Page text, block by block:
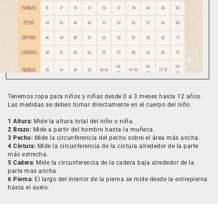
Tenemos ropa para niños y niñas desde 0 a 3 meses hasta 12 años.
Las medidas se deben tomar directamente en el cuerpo del niño.
1 Altura: Mide la altura total del niño o niña.
2 Brazo: Mide a partir del hombro hasta la muñeca.
3 Pecho: Mide la circunferencia del pecho sobre el área más ancha.
4 Cintura: Mide la circunferencia de la cintura alrededor de la parte
más estrecha.
5 Cadera: Mide la circunferencia de la cadera baja alrededor de la
parte mas ancha.
6 Pierna: El largo del interior de la pierna se mide desde la entrepierna
hasta el suelo.